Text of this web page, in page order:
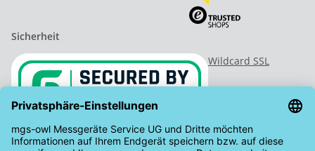
Sicherheit
Wildcard SSL